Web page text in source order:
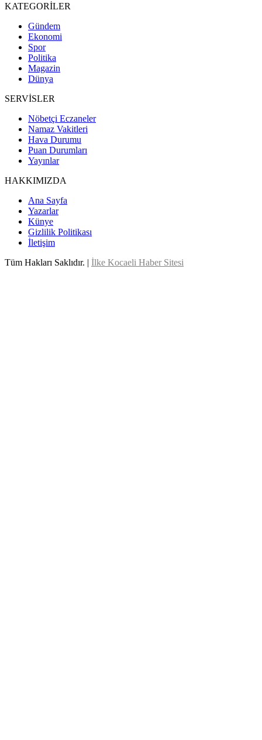
KATEGORİLER
Gündem
Ekonomi
Spor
Politika
Magazin
Dünya
SERVİSLER
Nöbetçi Eczaneler
Namaz Vakitleri
Hava Durumu
Puan Durumları
Yayınlar
HAKKIMIZDA
Ana Sayfa
Yazarlar
Künye
Gizlilik Politikası
İletişim
Tüm Hakları Saklıdır. | İlke Kocaeli Haber Sitesi